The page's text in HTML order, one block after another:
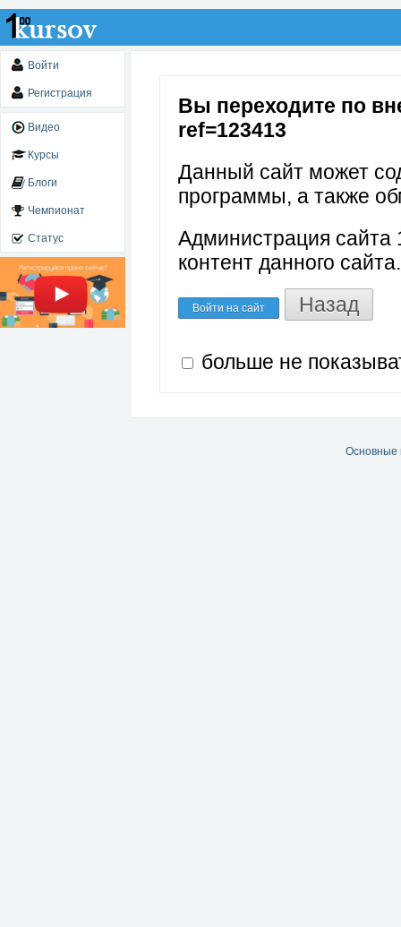
Войти
Регистрация
Видео
Курсы
Блоги
Чемпионат
Статус
Вы переходите по
ref=123413
Данный сайт может
программы, а также
Администрация сайта
контент данного сайта.
Войти на сайт Назад
больше не
Основные